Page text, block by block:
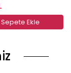
Sepete Ekle